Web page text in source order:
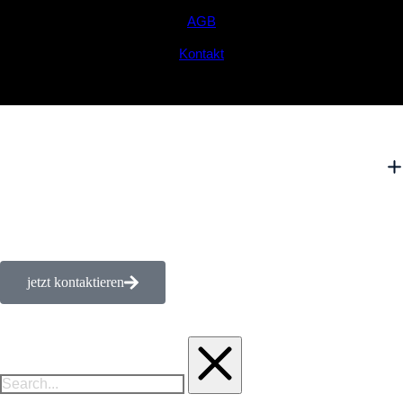
AGB
Kontakt
jetzt kontaktieren